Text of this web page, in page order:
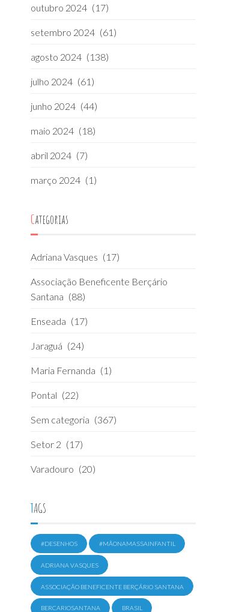
outubro 2024 (17)
setembro 2024 (61)
agosto 2024 (138)
julho 2024 (61)
junho 2024 (44)
maio 2024 (18)
abril 2024 (7)
março 2024 (1)
Categorias
Adriana Vasques (17)
Associação Beneficente Berçário
Santana (88)
Enseada (17)
Jaraguá (24)
Maria Fernanda (1)
Pontal (22)
Sem categoria (367)
Setor 2 (17)
Varadouro (20)
TAGS
#DESENHOS #MÃONAMASSAINFANTIL
ADRIANA VASQUES
ASSOCIAÇÃO BENEFICENTE BERÇÁRIO SANTANA
BERCARIOSANTANA BRASIL